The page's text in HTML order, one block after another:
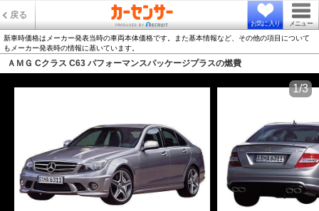
戻る
お気に入り メニュー
新車時価格はメーカー発表当時の車両本体価格です。また基本情報など、その他の項目について
もメーカー発表時の情報に基いています。
ＡＭＧ Cクラス C63 パフォーマンスパッケージプラスの燃費
1/3